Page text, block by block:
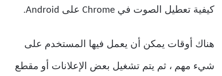
كيفية تعطيل الصوت في Chrome على Android.
هناك أوقات يمكن أن يعمل فيها المستخدم على
شيء مهم ، ثم يتم تشغيل بعض الإعلانات أو مقطع